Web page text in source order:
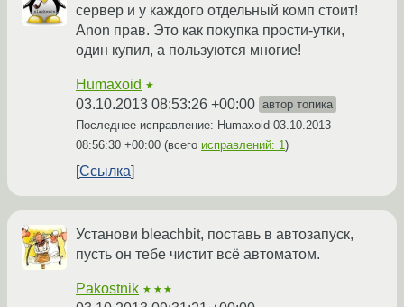
сервер и у каждого отдельный комп стоит!
Anon прав. Это как покупка прости-утки,
один купил, а пользуются многие!
Humaxoid ★
03.10.2013 08:53:26 +00:00 автор топика
Последнее исправление: Humaxoid 03.10.2013
08:56:30 +00:00 (всего исправлений: 1)
Ссылка
Установи bleachbit, поставь в автозапуск,
пусть он тебе чистит всё автоматом.
Pakostnik ★★★